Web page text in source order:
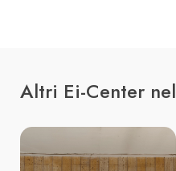
Altri Ei-Center